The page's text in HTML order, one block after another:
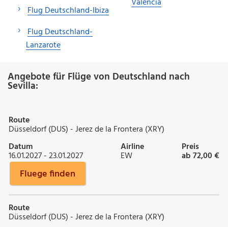
Flug Deutschland-Ibiza
Flug Deutschland-
Lanzarote
Angebote für Flüge von Deutschland nach
Sevilla:
Route
Düsseldorf (DUS) - Jerez de la Frontera (XRY)
Datum
16.01.2027 - 23.01.2027
Airline
EW
Preis
ab 72,00 €
Fluege finden
Route
Düsseldorf (DUS) - Jerez de la Frontera (XRY)